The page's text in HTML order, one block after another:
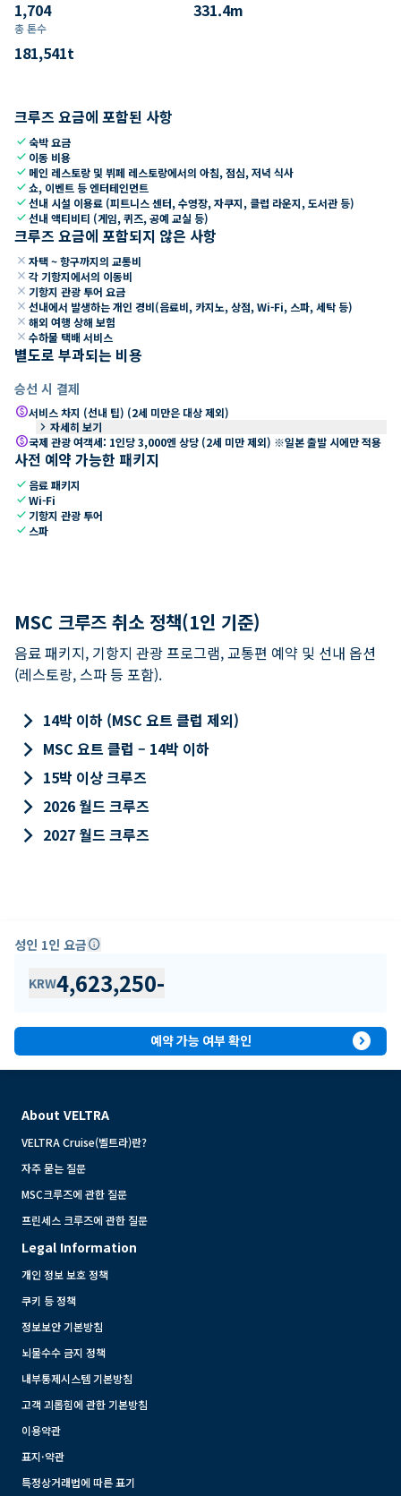
1,704 331.4m
총 톤수
181,541t
크루즈 요금에 포함된 사항
check숙박 요금
check 이동 비용
check 메인 레스토랑 및 뷔페 레스토랑에서의 아침, 점심, 저녁 식사
check쇼, 이벤트 등 엔터테인먼트
check선내 시설 이용료 (피트니스 센터, 수영장, 자쿠지, 클럽 라운지, 도서관 등)
check선내 액티비티 (게임, 퀴즈, 공예 교실 등)
크루즈 요금에 포함되지 않은 사항
close 자택 ~ 항구까지의 교통비
close 각 기항지에서의 이동비
close 기항지 관광 투어 요금
close 선내에서 발생하는 개인 경비(음료비, 카지노, 상점, Wi-Fi, 스파, 세탁 등)
close 해외 여행 상해 보험
close 수하물 택배 서비스
별도로 부과되는 비용
승선 시 결제
paid서비스 차지 (선내 팁) (2세 미만은 대상 제외)
keyboard_arrow_right 자세히 보기
paid국제 관광 여객세: 1인당 3,000엔 상당 (2세 미만 제외) ※일본 출발 시에만 적용
사전 예약 가능한 패키지
check 음료 패키지
checkWi-Fi
check 기항지 관광 투어
check 스파
MSC 크루즈 취소 정책(1인 기준)
음료 패키지, 기항지 관광 프로그램, 교통편 예약 및 선내 옵션
(레스토랑, 스파 등 포함).
keyboard_arrow_right 14박 이하 (MSC 요트 클럽 제외)
keyboard_arrow_right MSC 요트 클럽 – 14박 이하
keyboard_arrow_right 15박 이상 크루즈
keyboard_arrow_right 2026 월드 크루즈
keyboard_arrow_right 2027 월드 크루즈
성인 1인 요금info
KRW4,623,250-
예약 가능 여부 확인 expand_circle_right
About VELTRA
VELTRA Cruise(벨트라)란?
자주 묻는 질문
MSC크루즈에 관한 질문
프린세스 크루즈에 관한 질문
Legal Information
개인 정보 보호 정책
쿠키 등 정책
정보보안 기본방침
뇌물수수 금지 정책
내부통제시스템 기본방침
고객 괴롭힘에 관한 기본방침
이용약관
표지·약관
특정상거래법에 따른 표기